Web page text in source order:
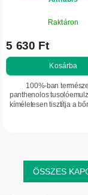
Raktáron
5 630 Ft
Kosárba
100%-ban
panthenolos
kíméletesen tisztítja a
ÖSSZES